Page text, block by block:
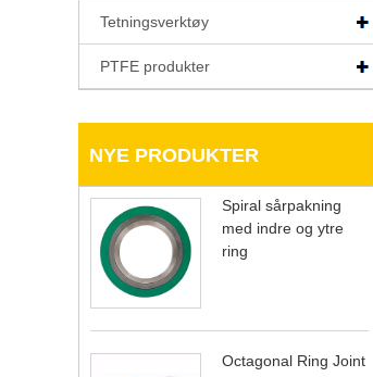
Tetningsverktøy
PTFE produkter
NYE PRODUKTER
Spiral sårpakning
med indre og ytre
ring
Octagonal Ring Joint